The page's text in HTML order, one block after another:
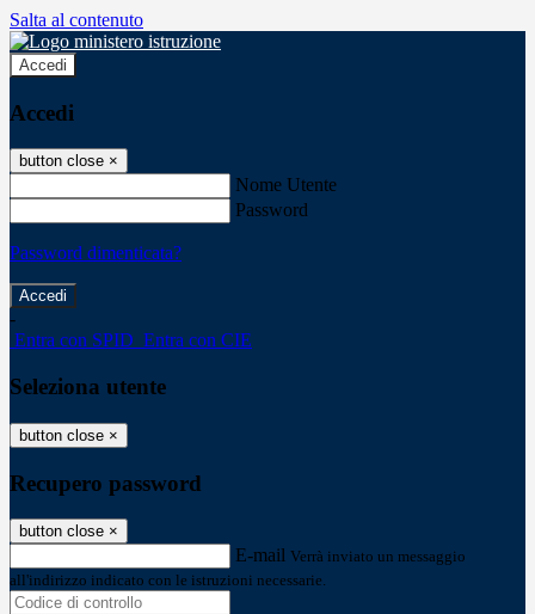
Salta al contenuto
Accedi
Accedi
button close ×
Nome Utente
Password
Password dimenticata?
-
Entra con SPID Entra con CIE
Seleziona utente
button close ×
Recupero password
button close ×
E-mail Verrà inviato un messaggio
all'indirizzo indicato con le istruzioni necessarie.